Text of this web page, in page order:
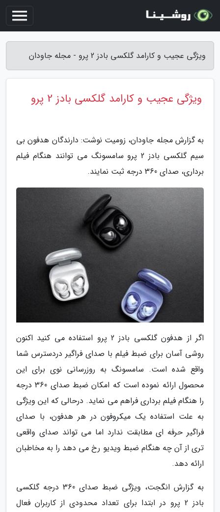
ویژگی عجیب و کارامد گلکسی بادز 2 پرو - مجله جاودان
ویژگی عجیب و کارامد گلکسی بادز 2 پرو
به گزارش مجله جاودان، زومیت نوشت: دارندگان هدفون بی
سیم گلکسی بادز 2 پرو سامسونگ می توانند هنگام فیلم
برداری، صدای 360 درجه ثبت نمایند.
اگر از هدفون گلکسی بادز 2 پرو استفاده می کنید اکنون
روشی آسان برای ضبط فیلم با صدای فراگیر دردسترس شما
واقع شده است. سامسونگ به روزرسانی نوی برای این
محصول ارائه نموده است که امکان ضبط صدای 360 درجه
را هنگام فیلم برداری فراهم می نماید. درحالی که این ویژگی
به علت استفاده یک میکروفون در هر هدفون، با صدای
فراگیر حرفه ای مطابقت ندارد اما می تواند صدای واقعی
تری از آن چه هنگام ضبط ویدیو رخ می دهد را به مخاطبان
ارائه دهد.
به گزارش انگجت، ویژگی ضبط صدای 360 درجه گلکسی
بادز 2 پرو در ابتدا برای تعداد محدودی از کاربران فعال